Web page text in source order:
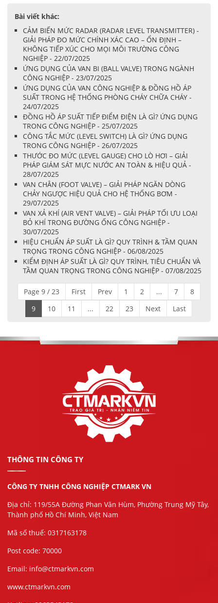
Bài viết khác:
CẢM BIẾN MỨC RADAR (RADAR LEVEL TRANSMITTER) -
GIẢI PHÁP ĐO MỨC CHÍNH XÁC CAO – ỔN ĐỊNH –
KHÔNG TIẾP XÚC CHO MỌI MÔI TRƯỜNG CÔNG
NGHIỆP - 22/07/2025
ỨNG DỤNG CỦA VAN BI (BALL VALVE) TRONG NGÀNH
CÔNG NGHIỆP - 23/07/2025
ỨNG DỤNG CỦA VAN CÔNG NGHIỆP & ĐỒNG HỒ ÁP
SUẤT TRONG HỆ THỐNG PHÒNG CHÁY CHỮA CHÁY -
24/07/2025
ĐỒNG HỒ ÁP SUẤT TIẾP ĐIỂM ĐIỆN LÀ GÌ? ỨNG DỤNG
TRONG CÔNG NGHIỆP - 25/07/2025
CÔNG TẮC MỨC (LEVEL SWITCH) LÀ GÌ? ỨNG DỤNG
TRONG CÔNG NGHIỆP - 26/07/2025
THƯỚC ĐO MỨC (LEVEL GAUGE) CHO LÒ HƠI – GIẢI
PHÁP GIÁM SÁT MỰC NƯỚC AN TOÀN & HIỆU QUẢ -
28/07/2025
VAN CHÂN (FOOT VALVE) – GIẢI PHÁP NGĂN DÒNG
CHẢY NGƯỢC HIỆU QUẢ CHO HỆ THỐNG BƠM -
29/07/2025
VAN XẢ KHÍ (AIR VENT VALVE) – GIẢI PHÁP TỐI ƯU LOẠI
BỎ KHÍ TRONG ĐƯỜNG ỐNG CÔNG NGHIỆP -
30/07/2025
HIỆU CHUẨN ÁP SUẤT LÀ GÌ? QUY TRÌNH & TẦM QUAN
TRỌNG TRONG CÔNG NGHIỆP - 06/08/2025
KIỂM ĐỊNH ÁP SUẤT LÀ GÌ? QUY TRÌNH, TIÊU CHUẨN VÀ
TẦM QUAN TRỌNG TRONG CÔNG NGHIỆP - 07/08/2025
Page 9 / 23 First Prev 1 2 ... 7
8
9
10 11 ... 22 23 Next Last
THÔNG TIN CÔNG TY
CÔNG TY TNHH CÔNG NGHIỆP CTMARK VN
Địa chỉ: 119/55A Đường Phan Văn Hùm, Phường Trung Mỹ Tây,
Thành phố Hồ Chí Minh, Việt Nam
Mã số thuế: 0317163178
Post code: 70000
Email: info@ctmarkvn.com
www.ctmarkvn.com